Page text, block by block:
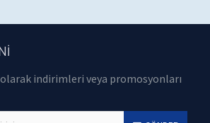
indirimleri veya promosyonları